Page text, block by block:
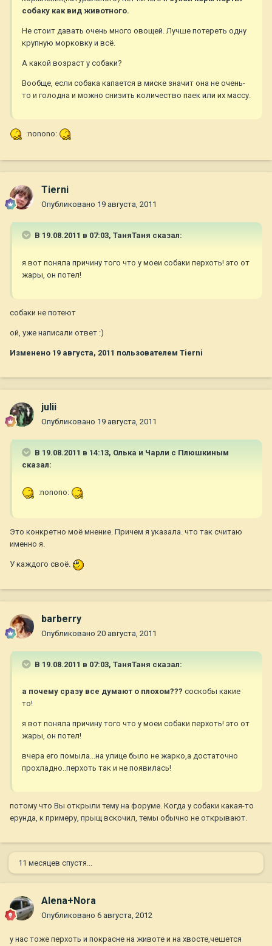
собаку как вид животного.
Не стоит давать очень много овощей. Лучше потереть одну
крупную морковку и всё.
А какой возраст у собаки?
Вообще, если собака капается в миске значит она не очень-
то и голодна и можно снизить количество паек или их массу.
:nonono:
Tierni
Опубликовано 19 августа, 2011
В 19.08.2011 в 07:03, ТаняТаня сказал:
я вот поняла причину того что у моеи собаки перхоть! это от
жары, он потел!
собаки не потеют
ой, уже написали ответ :)
Изменено 19 августа, 2011 пользователем Tierni
julii
Опубликовано 19 августа, 2011
В 19.08.2011 в 14:13, Олька и Чарли с Плюшкиным
сказал:
:nonono:
Это конкретно моё мнение. Причем я указала. что так считаю
именно я.
У каждого своё.
barberry
Опубликовано 20 августа, 2011
В 19.08.2011 в 07:03, ТаняТаня сказал:
а почему сразу все думают о плохом??? соскобы какие
то!
я вот поняла причину того что у моеи собаки перхоть! это от
жары, он потел!
вчера его помыла...на улице было не жарко,а достаточно
прохладно..перхоть так и не появилась!
потому что Вы открыли тему на форуме. Когда у собаки какая-то
ерунда, к примеру, прыщ вскочил, темы обычно не открывают.
11 месяцев спустя...
Alena+Nora
Опубликовано 6 августа, 2012
у нас тоже перхоть и покрасне на животе и на хвосте,чешется